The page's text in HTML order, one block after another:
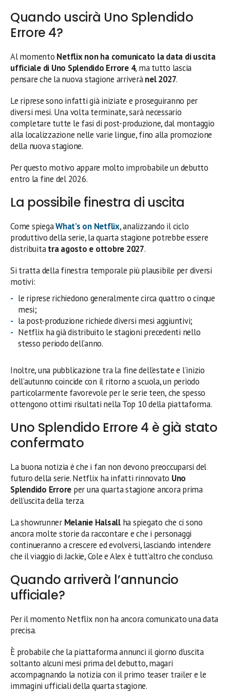
Quando uscirà Uno Splendido
Errore 4?
Al momento Netflix non ha comunicato la data di uscita
ufficiale di Uno Splendido Errore 4, ma tutto lascia
pensare che la nuova stagione arriverànel 2027.
Le riprese sono infatti già iniziate e proseguiranno per
diversi mesi. Una volta terminate, sarà necessario
completare tutte le fasi di post-produzione, dal montaggio
alla localizzazione nelle varie lingue, fino alla promozione
della nuova stagione.
Per questo motivo appare molto improbabile un debutto
entro la fine del 2026.
La possibile finestra di uscita
Come spiegaWhat’s on Netflix, analizzando il ciclo
produttivo della serie, la quarta stagione potrebbe essere
distribuitatra agosto e ottobre 2027.
Si tratta della finestra temporale più plausibile per diversi
motivi:
le riprese richiedono generalmente circa quattro o cinque
mesi;
la post-produzione richiede diversi mesi aggiuntivi;
Netflix ha già distribuito le stagioni precedenti nello
stesso periodo dell’anno.
Inoltre, una pubblicazione tra la fine dell’estate e l’inizio
dell’autunno coincide con il ritorno a scuola, un periodo
particolarmente favorevole per le serie teen, che spesso
ottengono ottimi risultati nella Top 10 della piattaforma.
Uno Splendido Errore 4 è già stato
confermato
La buona notizia è che i fan non devono preoccuparsi del
futuro della serie. Netflix ha infatti rinnovato Uno
Splendido Errore per una quarta stagione ancora prima
dell’uscita della terza.
La showrunner Melanie Halsallha spiegato che ci sono
ancora molte storie da raccontare e che i personaggi
continueranno a crescere ed evolversi, lasciando intendere
che il viaggio di Jackie, Cole e Alex è tutt’altro che concluso.
Quando arriverà l’annuncio
ufficiale?
Per il momento Netflix non ha ancora comunicato una data
precisa.
È probabile che la piattaforma annunci il giorno d’uscita
soltanto alcuni mesi prima del debutto, magari
accompagnando la notizia con il primo teaser trailer e le
immagini ufficiali della quarta stagione.